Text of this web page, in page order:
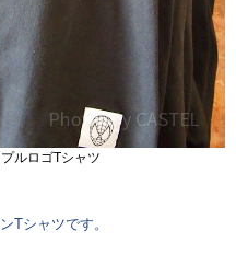
ルロゴTシャツ
Tシャツです。